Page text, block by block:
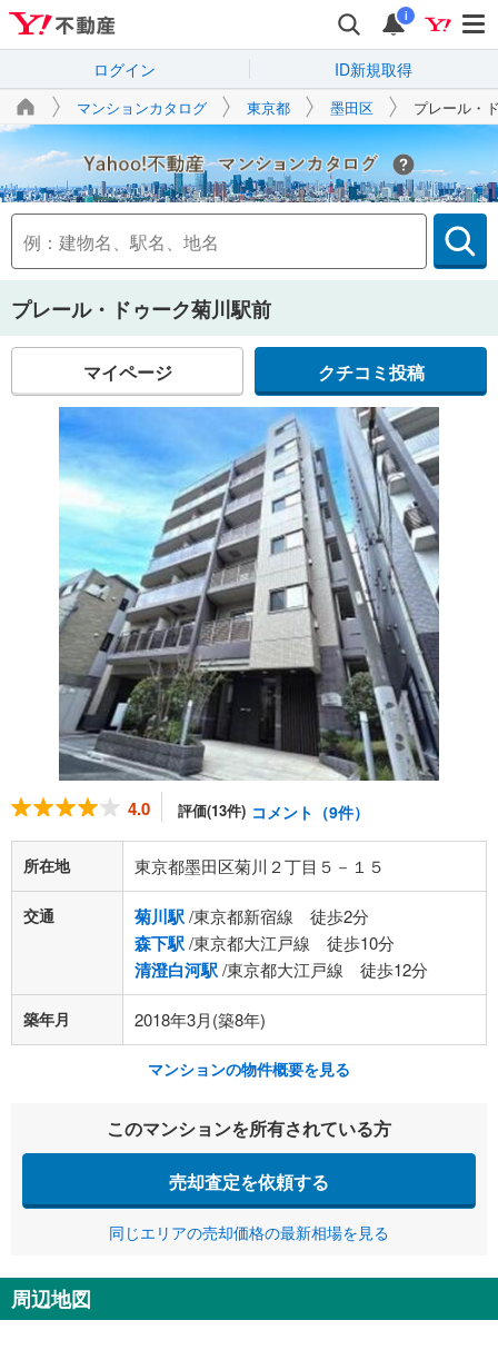
i
ログイン ID新規取得
マンションカタログ 東京都 墨田区 プレール・
Yahoo!不動産
プレール・ドゥーク菊川駅前
マイページ クチコミ投稿
4.0 評価(13件) コメント（9件）
所在地 東京都墨田区菊川２丁目５－１５
交通 菊川駅/東京都新宿線 徒歩2分
森下駅/東京都大江戸線 徒歩10分
清澄白河駅/東京都大江戸線 徒歩12分
築年月 2018年3月(築8年)
マンションの物件概要を見る
このマンションを所有されている方
売却査定を依頼する
同じエリアの売却価格の最新相場を見る
周辺地図